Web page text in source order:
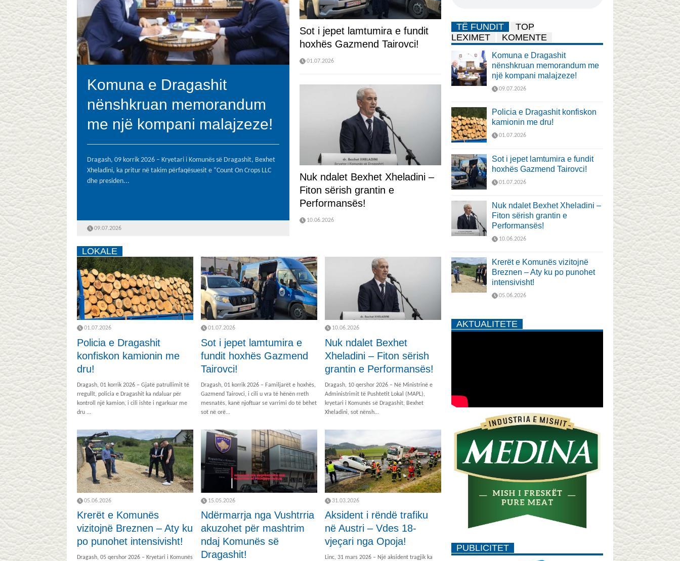
Komuna e Dragashit
nënshkruan memorandum
me një kompani malajzeze!
Dragash, 09 korrik 2026 – Kryetari i Komunës së Dragashit, Bexhet
Xheladini, ka pritur në takim përfaqësuesit e “Count On Crops LLC
dhe presiden...
09.07.2026
Sot i jepet lamtumira e fundit
hoxhës Gazmend Tairovci!
01.07.2026
Nuk ndalet Bexhet Xheladini –
Fiton sërish grantin e
Performansës!
10.06.2026
LOKALE
01.07.2026
Policia e Dragashit
konfiskon kamionin me
dru!
Dragash, 01 korrik 2026 – Gjatë patrullimit të
rregullt, policia e Dragashit ka ndaluar për
kontroll një kamion, i cili ishte i ngarkuar me
dru ...
01.07.2026
Sot i jepet lamtumira e
fundit hoxhës Gazmend
Tairovci!
Dragash, 01 korrik 2026 – Familjarët e hoxhës,
Gazmend Tairovci, i cili u vra të hënën rreth
mesnatës, kanë njoftuar se varrimi do të bëhet
sot në orë...
10.06.2026
Nuk ndalet Bexhet
Xheladini – Fiton sërish
grantin e Performansës!
Dragash, 10 qershor 2026 – Në Ministrinë e
Administrimit të Pushtetit Lokal (MAPL),
kryetari i Komunës së Dragashit, Bexhet
Xheladini, sot nënsh...
05.06.2026
Krerët e Komunës
vizitojnë Breznen – Aty ku
po punohet intensivisht!
Dragash, 05 qershor 2026 – Kryetari i Komunës
15.05.2026
Ndërmarrja nga Vushtrria
akuzohet për mashtrim
ndaj Komunës së
Dragashit!
31.03.2026
Aksident i rëndë trafiku
në Austri – Vdes 18-
vjeçari nga Opoja!
Linc, 31 mars 2026 – Një aksident tragjik ka
TË FUNDIT
TOP
LEXIMET
KOMENTE
Komuna e Dragashit
nënshkruan memorandum me
një kompani malajzeze!
09.07.2026
Policia e Dragashit konfiskon
kamionin me dru!
01.07.2026
Sot i jepet lamtumira e fundit
hoxhës Gazmend Tairovci!
01.07.2026
Nuk ndalet Bexhet Xheladini –
Fiton sërish grantin e
Performansës!
10.06.2026
Krerët e Komunës vizitojnë
Breznen – Aty ku po punohet
intensivisht!
05.06.2026
AKTUALITETE
PUBLICITET